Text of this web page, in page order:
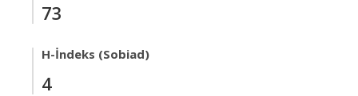
73
H-İndeks (Sobiad)
4